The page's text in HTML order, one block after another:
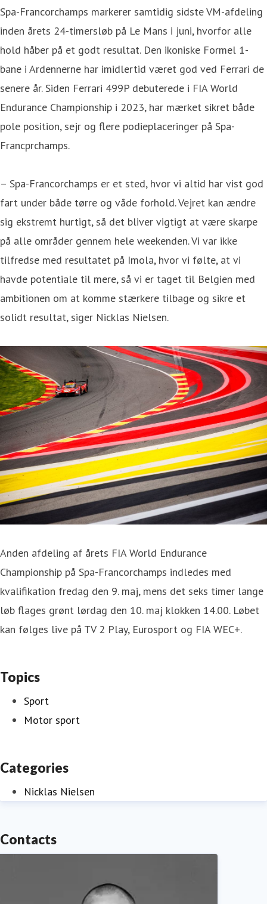
Spa-Francorchamps markerer samtidig sidste VM-afdeling
inden årets 24-timersløb på Le Mans i juni, hvorfor alle
hold håber på et godt resultat. Den ikoniske Formel 1-
bane i Ardennerne har imidlertid været god ved Ferrari de
senere år. Siden Ferrari 499P debuterede i FIA World
Endurance Championship i 2023, har mærket sikret både
pole position, sejr og flere podieplaceringer på Spa-
Francprchamps.
– Spa-Francorchamps er et sted, hvor vi altid har vist god
fart under både tørre og våde forhold. Vejret kan ændre
sig ekstremt hurtigt, så det bliver vigtigt at være skarpe
på alle områder gennem hele weekenden. Vi var ikke
tilfredse med resultatet på Imola, hvor vi følte, at vi
havde potentiale til mere, så vi er taget til Belgien med
ambitionen om at komme stærkere tilbage og sikre et
solidt resultat, siger Nicklas Nielsen.
Anden afdeling af årets FIA World Endurance
Championship på Spa-Francorchamps indledes med
kvalifikation fredag den 9. maj, mens det seks timer lange
løb flages grønt lørdag den 10. maj klokken 14.00. Løbet
kan følges live på TV 2 Play, Eurosport og FIA WEC+.
Topics
Sport
Motor sport
Categories
Nicklas Nielsen
Contacts